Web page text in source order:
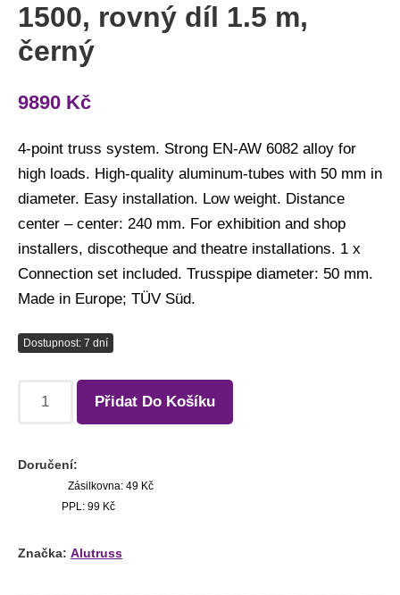
1500, rovný díl 1.5 m,
černý
9890 Kč
4-point truss system. Strong EN-AW 6082 alloy for
high loads. High-quality aluminum-tubes with 50 mm in
diameter. Easy installation. Low weight. Distance
center – center: 240 mm. For exhibition and shop
installers, discotheque and theatre installations. 1 x
Connection set included. Trusspipe diameter: 50 mm.
Made in Europe; TÜV Süd.
Dostupnost: 7 dní
Přidat Do Košíku
Doručení:
Zásilkovna: 49 Kč
PPL: 99 Kč
Značka: Alutruss